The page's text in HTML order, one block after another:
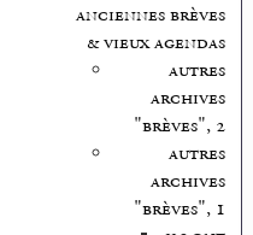
anciennes brèves
& vieux agendas
autres
archives
"brèves", 2
autres
archives
"brèves", 1